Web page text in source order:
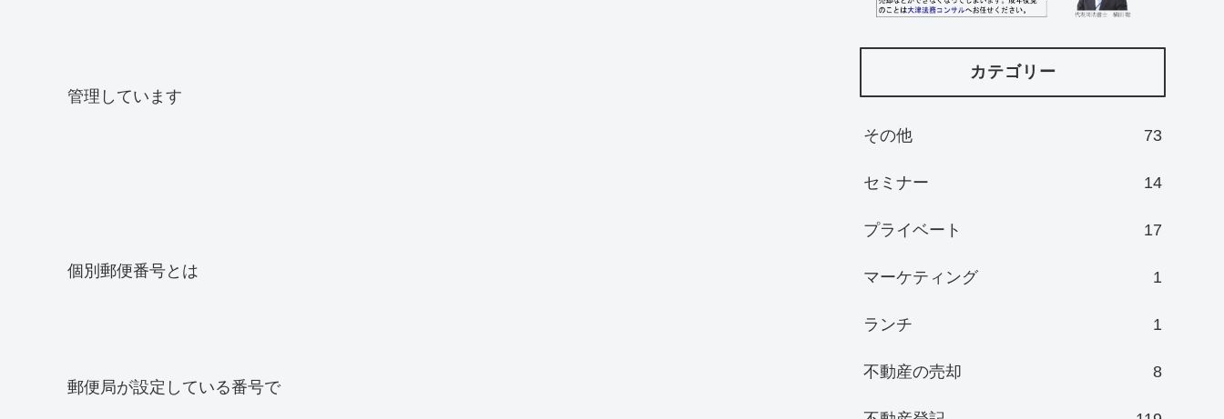
管理しています
個別郵便番号とは
郵便局が設定している番号で
カテゴリー
その他 73
セミナー 14
プライベート 17
マーケティング 1
ランチ 1
不動産の売却 8